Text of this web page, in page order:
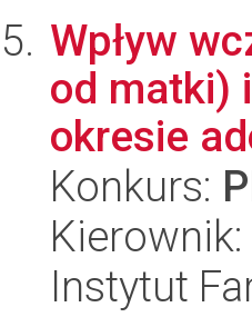
Wpływ
od matki)
okresie
Konkurs:
Instytut